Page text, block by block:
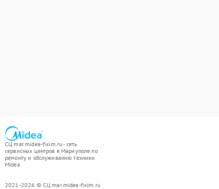
СЦ mar.midea-fixim.ru - сеть
сервисных центров в Мариуполе по
ремонту и обслуживанию техники
Midea
2021-2026 © СЦ mar.midea-fixim.ru